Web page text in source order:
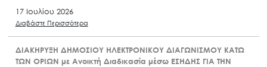
17 Ιουλίου 2026
Διαβάστε Περισσότερα
ΔΙΑΚΗΡΥΞΗ ΔΗΜΟΣΙΟΥ ΗΛΕΚΤΡΟΝΙΚΟΥ ΔΙΑΓΩΝΙΣΜΟΥ ΚΑΤΩ
ΤΩΝ ΟΡΙΩΝ με Ανοικτή Διαδικασία μέσω ΕΣΗΔΗΣ ΓΙΑ ΤΗΝ